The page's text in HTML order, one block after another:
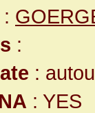
:
:
:
: YES